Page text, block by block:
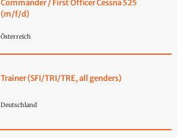
Commander / First Officer Cessna 525
(m/f/d)
Österreich
Trainer (SFI/TRI/TRE, all genders)
Deutschland